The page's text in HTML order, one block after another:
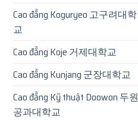
Cao đẳng Koguryeo 고구려대학
교
Cao đẳng Koje 거제대학교
Cao đẳng Kunjang 군장대학교
Cao đẳng Kỹ thuật Doowon 두원
공과대학교